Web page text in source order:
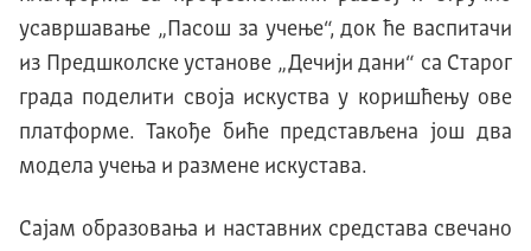
усавршавање „Пасош за учење“, док ће васпитачи
из Предшколске установе „Дечији дани“ са Старог
града поделити своја искуства у коришћењу ове
платформе. Такође биће представљена још два
модела учења и размене искустава.
Сајам образовања и наставних средстава свечано